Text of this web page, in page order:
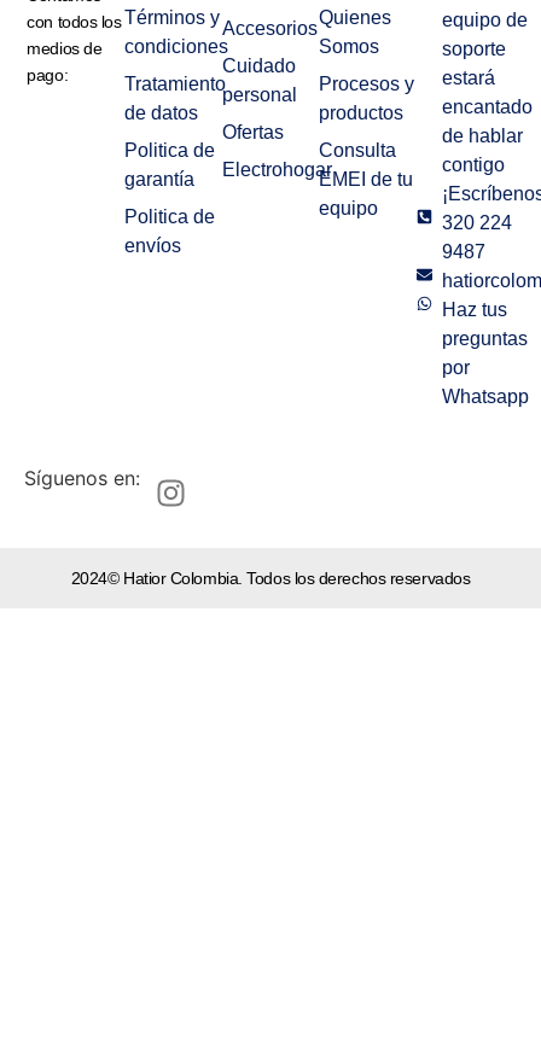
con todos los
medios de
pago:
Términos y
condiciones
Tratamiento
de datos
Politica de
garantía
Politica de
envíos
Accesorios
Cuidado
personal
Ofertas
Electrohogar
Quienes
Somos
Procesos y
productos
Consulta
EMEI de tu
equipo
equipo de
soporte
estará
encantado
de hablar
contigo
320 224
9487
Haz tus
preguntas
por
Whatsapp
Síguenos en:
2024© Hatior Colombia. Todos los derechos reservados